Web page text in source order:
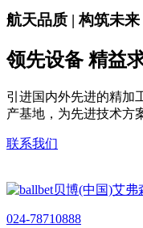
航天品质 | 构筑未来
领先设备 精益
引进国内外先进的精加
产基地，为先进技术方
联系我们
024-78710888